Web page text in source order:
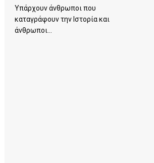
Υπάρχουν άνθρωποι που
καταγράφουν την Ιστορία και
άνθρωποι...